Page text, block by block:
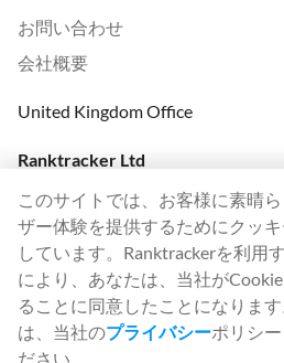
お問い合わせ
会社概要
United Kingdom Office
Ranktracker Ltd
London, EC1R 5DF
Company No: 08820809
felix@ranktracker.com
このサイトでは、お客様に素晴
ザー体験を提供するためにクッ
しています。Ranktrackerを利用
により、あなたは、当社が
ることに同意したことになります
は、当社のプライバシーポリシー
ださい。